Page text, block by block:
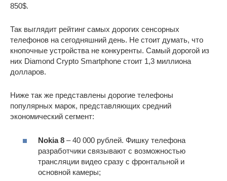
850$.
Так выглядит рейтинг самых дорогих сенсорных
телефонов на сегодняшний день. Не стоит думать, что
кнопочные устройства не конкуренты. Самый дорогой из
них Diamond Crypto Smartphone стоит 1,3 миллиона
долларов.
Ниже так же представлены дорогие телефоны
популярных марок, представляющих средний
экономический сегмент:
Nokia 8 – 40 000 рублей. Фишку телефона
разработчики связывают с возможностью
трансляции видео сразу с фронтальной и
основной камеры;